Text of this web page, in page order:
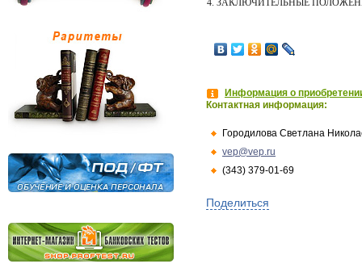
4. ЗАКЛЮЧИТЕЛЬНЫЕ
Информация о
Контактная информация:
Городилова Светлана
vep@vep.ru
(343) 379-01-69
Поделиться